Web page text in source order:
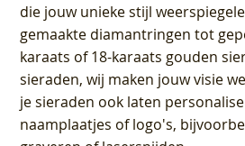
die jouw unieke stijl
gemaakte diamantringen tot
karaats of 18-karaats gouden
sieraden, wij maken jouw visie
je sieraden ook laten
naamplaatjes of logo's,